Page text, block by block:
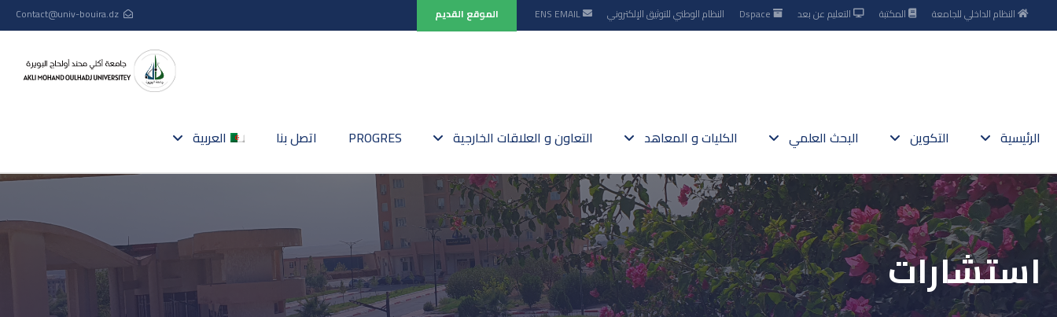
Contact@univ-bouira.dz النظام الداخلي للجامعة المكتبة التعليم عن بعد Dspace النظام الوطني للتوثيق الإلكتروني EMAIL
ENS الموقع القديم
الرئيسية التكوين البحث العلمي الكليات و المعاهد التعاون و العلاقات الخارجية PROGRES اتصل بنا العربية
استشارات